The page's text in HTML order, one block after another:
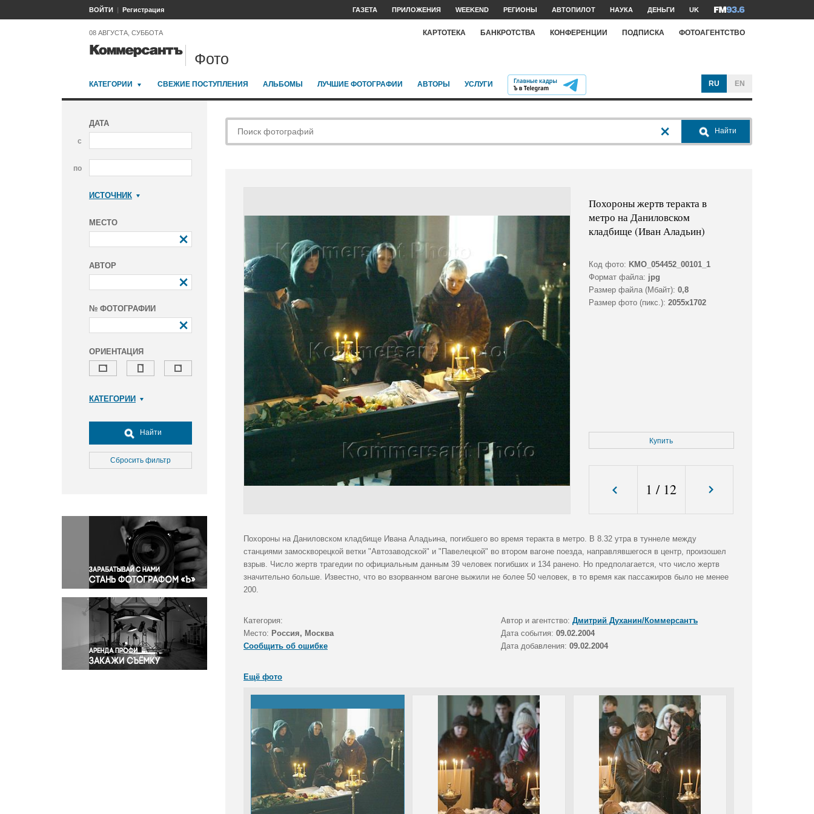
ВОЙТИ Регистрация ГАЗЕТА ПРИЛОЖЕНИЯ WEEKEND РЕГИОНЫ АВТОПИЛОТ НАУКА ДЕНЬГИ UK
08 АВГУСТА, СУББОТА КАРТОТЕКА БАНКРОТСТВА КОНФЕРЕНЦИИ ПОДПИСКА ФОТОАГЕНТСТВО
Фото
КАТЕГОРИИ СВЕЖИЕ ПОСТУПЛЕНИЯ АЛЬБОМЫ ЛУЧШИЕ ФОТОГРАФИИ АВТОРЫ УСЛУГИ RU EN
ДАТА
с
по
ИСТОЧНИК
МЕСТО
АВТОР
№ ФОТОГРАФИИ
ОРИЕНТАЦИЯ
КАТЕГОРИИ
Досуг, туризм и отдых
Культура
Медицина
Окружающая среда
Политика
Правосудие
Происшествия и конфликты
Религия
Светская жизнь
Спорт
Экология
Экономика и бизнес
Найти
Сбросить фильтр
Найти
Похороны жертв теракта в
метро на Даниловском
кладбище (Иван Аладьин)
Код фото: KMO_054452_00101_1
Формат файла: jpg
Размер файла (Мбайт): 0,8
Размер фото (пикс.): 2055x1702
Купить
1 / 12
Похороны на Даниловском кладбище Ивана Аладьина, погибшего во время теракта в метро. В 8.32 утра в туннеле между
станциями замоскворецкой ветки "Автозаводской" и "Павелецкой" во втором вагоне поезда, направлявшегося в центр, произошел
взрыв. Число жертв трагедии по официальным данным 39 человек погибших и 134 ранено. Но предполагается, что число жертв
значительно больше. Известно, что во взорванном вагоне выжили не более 50 человек, в то время как пассажиров было не менее
200.
Категория: Автор и агентство: Дмитрий Духанин/Коммерсантъ
Место: Россия, Москва Дата события: 09.02.2004
Сообщить об ошибке
Дата добавления: 09.02.2004
Ещё фото